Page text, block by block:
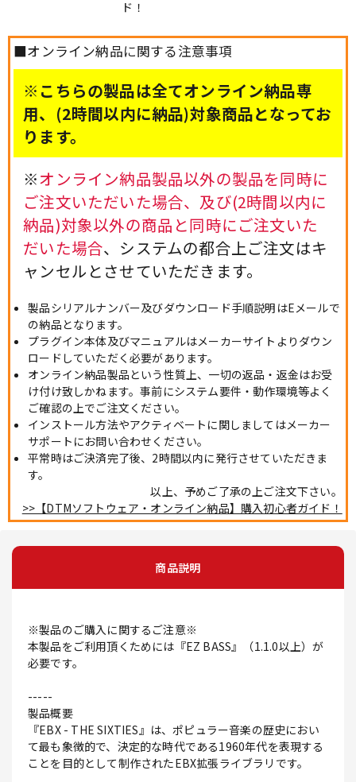
ド！
■オンライン納品に関する注意事項
※こちらの製品は全てオンライン納品専
用、(2時間以内に納品)対象商品となってお
ります。
※オンライン納品製品以外の製品を同時に
ご注文いただいた場合、及び(2時間以内に
納品)対象以外の商品と同時にご注文いた
だいた場合、システムの都合上ご注文はキ
ャンセルとさせていただきます。
製品シリアルナンバー及びダウンロード手順説明はEメールで
の納品となります。
プラグイン本体及びマニュアルはメーカーサイトよりダウン
ロードしていただく必要があります。
オンライン納品製品という性質上、一切の返品・返金はお受
け付け致しかねます。事前にシステム要件・動作環境等よく
ご確認の上でご注文ください。
インストール方法やアクティベートに関しましてはメーカー
サポートにお問い合わせください。
平常時はご決済完了後、2時間以内に発行させていただきま
す。
以上、予めご了承の上ご注文下さい。
>>【DTMソフトウェア・オンライン納品】購入初心者ガイド！
商品説明
※製品のご購入に関するご注意※
本製品をご利用頂くためには『EZ BASS』（1.1.0以上）が
必要です。
-----
製品概要
『EBX - THE SIXTIES』は、ポピュラー音楽の歴史におい
て最も象徴的で、決定的な時代である1960年代を表現する
ことを目的として制作されたEBX拡張ライブラリです。